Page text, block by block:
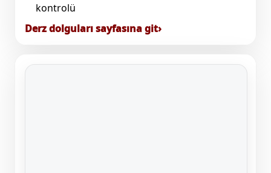
kontrolü
Derz dolguları sayfasına git